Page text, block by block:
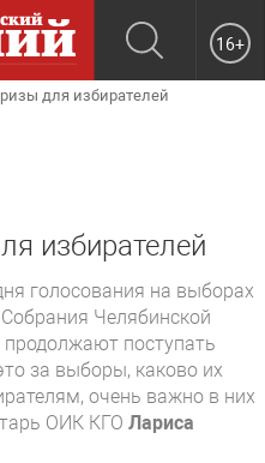
16+
для избирателей
избирателей
голосования на выборах
Челябинской
продолжают поступать
за выборы, каково их
очень важно в них
ОИК КГО Лариса